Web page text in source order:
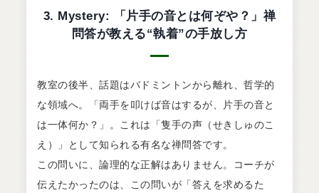
3. Mystery: 「片手の音とは何ぞや？」禅
問答が教える“執着”の手放し方
教室の後半、話題はバドミントンから離れ、哲学的
な領域へ。「両手を叩けば音はするが、片手の音と
は一体何か？」。これは「隻手の声（せきしゅのこ
え）」として知られる有名な禅問答です。
この問いに、論理的な正解はありません。コーチが
伝えたかったのは、この問いが「答えを求めるた